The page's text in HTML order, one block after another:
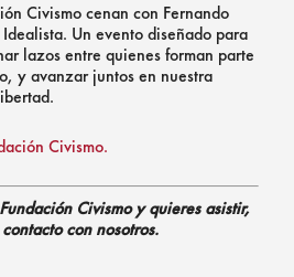
Civismo cenan con Fernando
Un evento diseñado para
lazos entre quienes forman parte
y avanzar juntos en nuestra
Civismo.
Civismo y quieres asistir,
con nosotros.